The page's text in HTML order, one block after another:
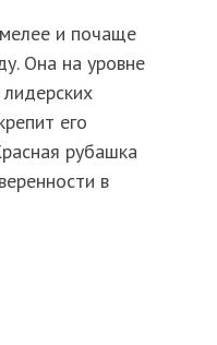
и почаще
Она на уровне
его
рубашка
в